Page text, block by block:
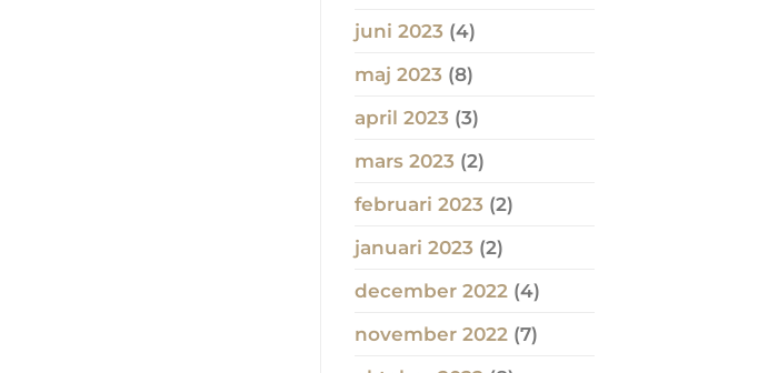
juni 2023 (4)
maj 2023 (8)
april 2023 (3)
mars 2023 (2)
februari 2023 (2)
januari 2023 (2)
december 2022(4)
november 2022(7)